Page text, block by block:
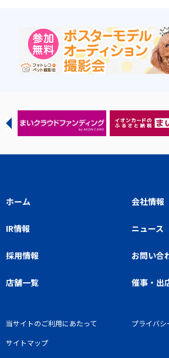
ホーム 会社情報
IR情報 ニュース
採用情報 お問い合
店舗一覧 催事・出
当サイトのご利用にあたって
プライバシ
サイトマップ